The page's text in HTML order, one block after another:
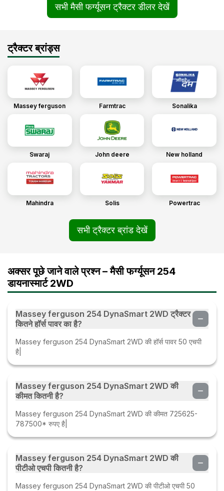
सभी मैसी फर्ग्यूसन ट्रैक्टर डीलर देखें
ट्रैक्टर ब्रांड्स
Massey ferguson Farmtrac Sonalika
Swaraj John deere New holland
Mahindra Solis Powertrac
सभी ट्रैक्टर ब्रांड देखें
अक्सर पूछे जाने वाले प्रश्न – मैसी फर्ग्यूसन 254
डायनास्मार्ट 2WD
Massey ferguson 254 DynaSmart 2WD ट्रैक्टर
कितने हॉर्स पावर का है?
Massey ferguson 254 DynaSmart 2WD की हॉर्स पावर 50 एचपी
है|
Massey ferguson 254 DynaSmart 2WD की
कीमत कितनी है?
Massey ferguson 254 DynaSmart 2WD की कीमत 725625-
787500* रुपए है|
Massey ferguson 254 DynaSmart 2WD की
पीटीओ एचपी कितनी है?
Massey ferguson 254 DynaSmart 2WD की पीटीओ एचपी 50